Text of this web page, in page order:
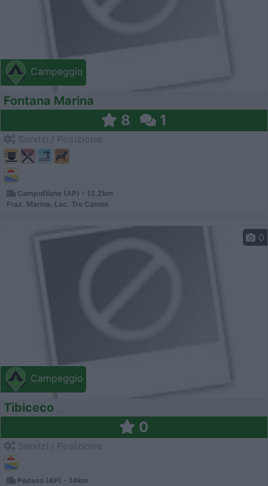
Campeggio
Fontana Marina
8 1
Campofilone (AP) - 13.2km
Fraz. Marina, Loc. Tre Camini
Campeggio
0
Tibiceco
0
Pedaso (AP) - 14km